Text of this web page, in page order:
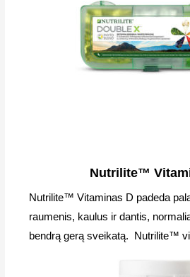
Nutrilite™
Nutrilite™ Vitaminas D padeda
raumenis, kaulus ir dantis,
bendrą gerą sveikatą. Nutrilite™